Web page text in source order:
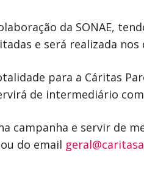
da SONAE,
e será realizada nos
para a Cáritas
de intermediário
campanha e servir de
do email